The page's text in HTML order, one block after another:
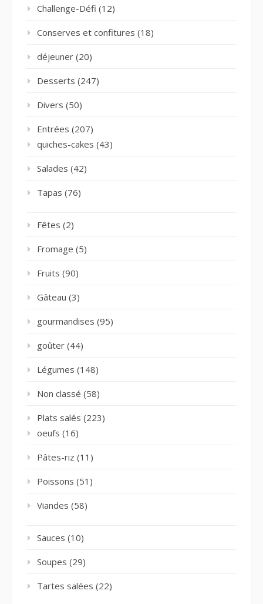
Challenge-Défi (12)
Conserves et confitures (18)
déjeuner (20)
Desserts (247)
Divers (50)
Entrées (207)
quiches-cakes (43)
Salades (42)
Tapas (76)
Fêtes (2)
Fromage (5)
Fruits (90)
Gâteau (3)
gourmandises (95)
goûter (44)
Légumes (148)
Non classé (58)
Plats salés (223)
oeufs (16)
Pâtes-riz (11)
Poissons (51)
Viandes (58)
Sauces (10)
Soupes (29)
Tartes salées (22)